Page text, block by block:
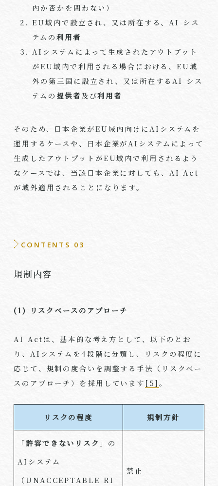
内か否かを問わない）
EU域内で設立され、又は所在する、 AI シス
テムの利用者
AI システムによって生成されたアウトプット
がEU域内で利用される場合における、EU域
外の第三国に設立され、又は所在する AI シス
テムの提供者及び利用者
そのため、日本企業がEU域内向けにAI システムを
運用するケースや、日本企業がAI システムによって
生成したアウトプットがEU域内で利用されるよう
なケースでは、当該日本企業に対しても、 AI Act
が域外適用されることになります。
CONTENTS 03
規制内容
(1) リスクベースのアプローチ
AI Actは、基本的な考え方として、以下のとお
り、 AI システムを4段階に分類し、リスクの程度に
応じて、規制の度合いを調整する手法（リスクベー
スのアプローチ）を採用しています [5]。
リスクの程度 規制方針
「許容できないリスク 」の
AI システム
（UNACCEPTABLE RI
禁止